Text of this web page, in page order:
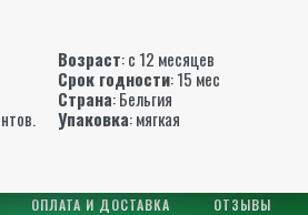
Возраст: с 12 месяцев
Срок годности: 15 мес
Страна: Бельгия
Упаковка: мягкая
ОПЛАТА И ДОСТАВКА
ОТЗЫВЫ